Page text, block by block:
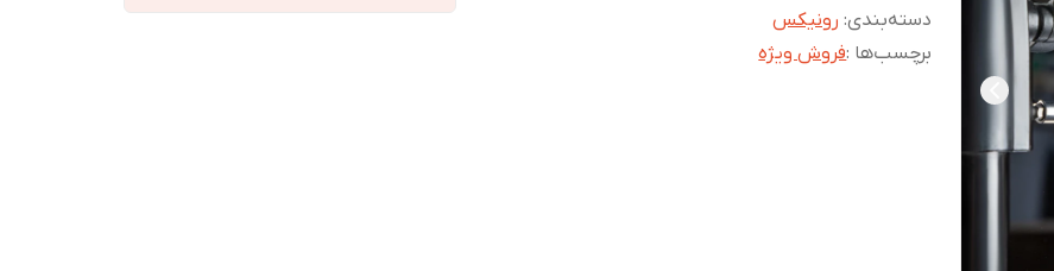
دسته‌بندی: رونیکس
برچسب‌ها :فروش ویژه